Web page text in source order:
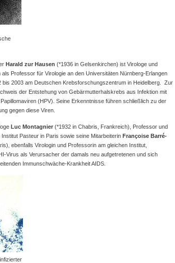
Harald zur Hausen (*1936 in Gelsenkirchen) ist Virologe und
Professor für Virologie an den Universitäten Nürnberg-Erlangen
bis 2003 am Deutschen Krebsforschungszentrum in Heidelberg. Zur
der Entstehung von Gebärmutterhalskrebs aus Infektion mit
(HPV). Seine Erkenntnisse führen schließlich zu der
gegen diese Viren.
Luc Montagnier(*1932 in Chabris, Frankreich), Professor und
Institut Pasteur in Paris sowie seine Mitarbeiterin Françoise Barré-
ebenfalls Virologin und Professorin am gleichen Institut,
Virus als Verursacher der damals neu aufgetretenen und sich
Immunschwäche-Krankheit AIDS.